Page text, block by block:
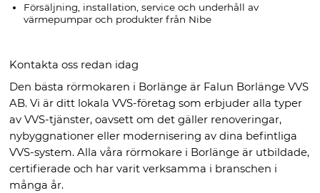
Försäljning, installation, service och underhåll av
värmepumpar och produkter från Nibe
Kontakta oss redan idag
Den bästa rörmokaren i Borlänge är Falun Borlänge VVS
AB. Vi är ditt lokala VVS-företag som erbjuder alla typer
av VVS-tjänster, oavsett om det gäller renoveringar,
nybyggnationer eller modernisering av dina befintliga
VVS-system. Alla våra rörmokare i Borlänge är utbildade,
certifierade och har varit verksamma i branschen i
många år.